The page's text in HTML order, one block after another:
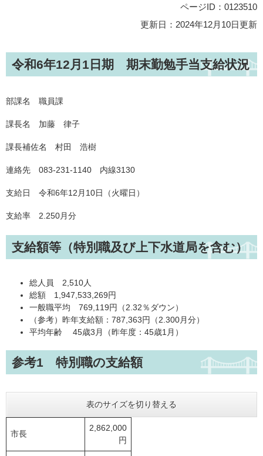
ページID：0123510
更新日：2024年12月10日更新
令和6年12月1日期 期末勤勉手当支給状況
部課名 職員課
課長名 加藤 律子
課長補佐名 村田 浩樹
連絡先 083-231-1140 内線3130
支給日 令和6年12月10日（火曜日）
支給率 2.250月分
支給額等（特別職及び上下水道局を含む）
総人員 2,510人
総額 1,947,533,269円
一般職平均 769,119円（2.32％ダウン）
（参考）昨年支給額：787,363円（2.300月分）
平均年齢 45歳3月（昨年度：45歳1月）
参考1 特別職の支給額
表のサイズを切り替える
市長
2,862,000
円